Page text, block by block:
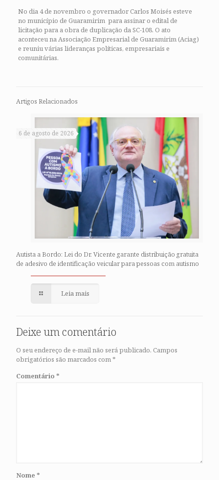
No dia 4 de novembro o governador Carlos Moisés esteve
no município de Guaramirim para assinar o edital de
licitação para a obra de duplicação da SC-108. O ato
aconteceu na Associação Empresarial de Guaramirim (Aciag)
e reuniu várias lideranças políticas, empresariais e
comunitárias.
Artigos Relacionados
6 de agosto de 2026
Autista a Bordo: Lei do Dr. Vicente garante distribuição gratuita
de adesivo de identificação veicular para pessoas com autismo
Leia mais
Deixe um comentário
O seu endereço de e-mail não será publicado. Campos
obrigatórios são marcados com*
Comentário *
Nome *